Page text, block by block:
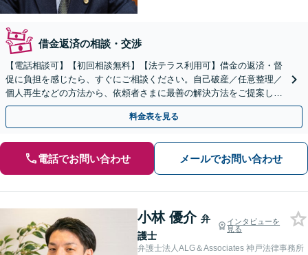
借金返済の相談・交渉
【電話相談可】【初回相談無料】【法テラス利用可】借金の返済・督
促に負担を感じたら、すぐにご相談ください。自己破産／任意整理／
個人再生などの方法から、依頼者さまに最善の解決方法をご提案しま
す【時効の援用のご相談も対応】【神戸駅3分】
料金表を見る
電話でお問い合わせ メールでお問い合わせ
小林 優介 弁
護士
インタビューを
見る
弁護士法人ALG＆Associates 神戸法律事務所